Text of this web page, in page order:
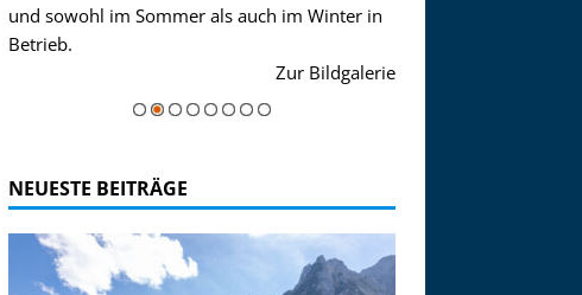
und sowohl im Sommer als auch im Winter in
Betrieb.
Zur Bildgaleriemajestätisch...
NEUESTE BEITRÄGE